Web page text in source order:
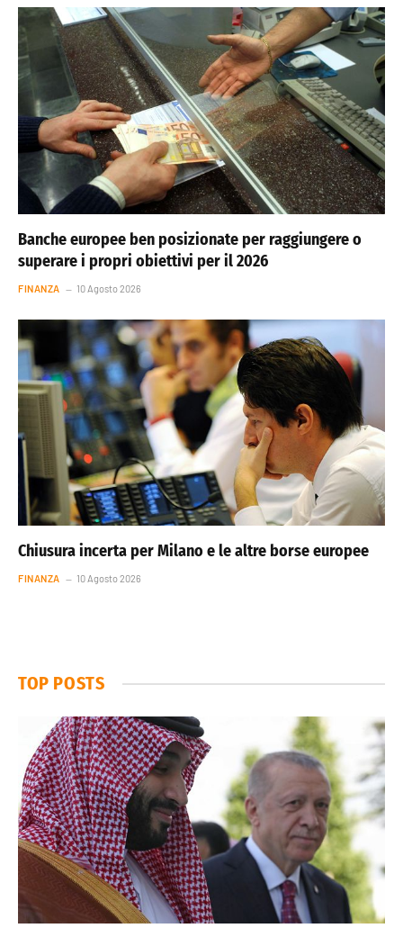
Banche europee ben posizionate per raggiungere o
superare i propri obiettivi per il 2026
FINANZA 10 Agosto 2026
Chiusura incerta per Milano e le altre borse europee
FINANZA 10 Agosto 2026
TOP POSTS